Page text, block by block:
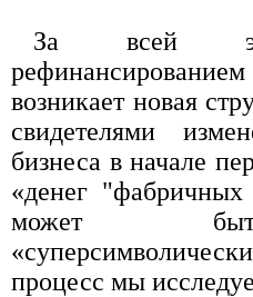
За всей
возникает новая
свидетелями
бизнеса в начале
«денег
может
процесс мы